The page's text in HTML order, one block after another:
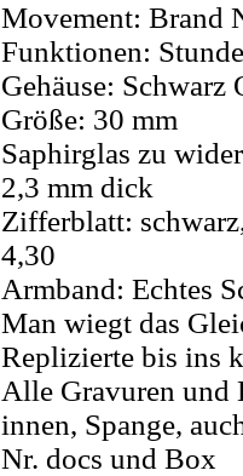
Movement: Brand
Funktionen:
Gehäuse:
Größe: 30 mm
Saphirglas zu
2,3 mm dick
Zifferblatt:
4,30
Armband: Echtes
Man wiegt das
Replizierte bis ins
Alle Gravuren und
innen, Spange,
Nr. docs und Box